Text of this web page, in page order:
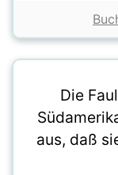
Die
aus, daß